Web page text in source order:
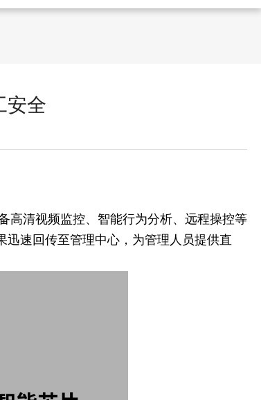
安全
高清视频监控、智能行为分析、远程操控等
速回传至管理中心，为管理人员提供直